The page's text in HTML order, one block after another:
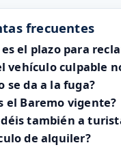
frecuentes
es el plazo para
vehículo culpable
se da a la fuga?
el Baremo vigente?
también a
de alquiler?